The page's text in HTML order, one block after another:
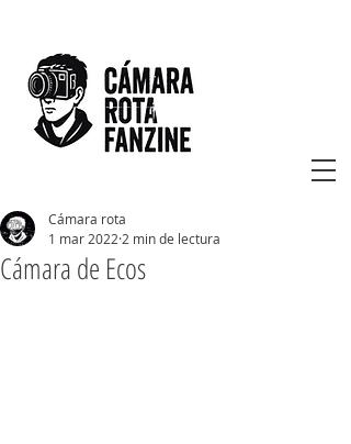
Cámara de Ecos
Cámara rota
1 mar 2022 2 min de lectura